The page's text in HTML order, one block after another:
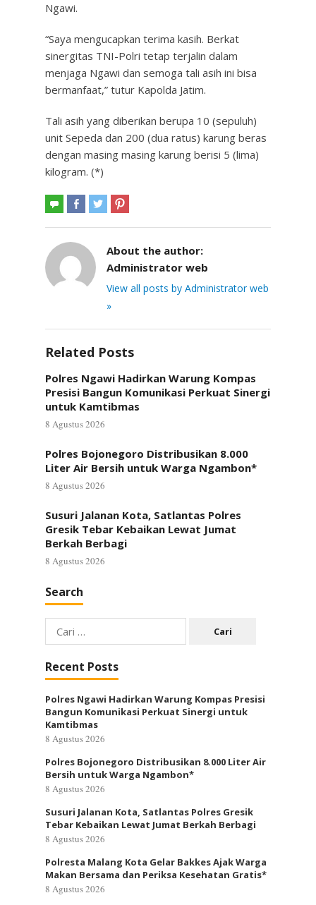
Ngawi.
“Saya mengucapkan terima kasih. Berkat
sinergitas TNI-Polri tetap terjalin dalam
menjaga Ngawi dan semoga tali asih ini bisa
bermanfaat,” tutur Kapolda Jatim.
Tali asih yang diberikan berupa 10 (sepuluh)
unit Sepeda dan 200 (dua ratus) karung beras
dengan masing masing karung berisi 5 (lima)
kilogram. (*)
About the author:
Administrator web
View all posts by Administrator web
»
Related Posts
Polres Ngawi Hadirkan Warung Kompas
Presisi Bangun Komunikasi Perkuat Sinergi
untuk Kamtibmas
8 Agustus 2026
Polres Bojonegoro Distribusikan 8.000
Liter Air Bersih untuk Warga Ngambon*
8 Agustus 2026
Susuri Jalanan Kota, Satlantas Polres
Gresik Tebar Kebaikan Lewat Jumat
Berkah Berbagi
8 Agustus 2026
Search
Cari
untuk:
Recent Posts
Polres Ngawi Hadirkan Warung Kompas Presisi
Bangun Komunikasi Perkuat Sinergi untuk
Kamtibmas
8 Agustus 2026
Polres Bojonegoro Distribusikan 8.000 Liter Air
Bersih untuk Warga Ngambon*
8 Agustus 2026
Susuri Jalanan Kota, Satlantas Polres Gresik
Tebar Kebaikan Lewat Jumat Berkah Berbagi
8 Agustus 2026
Polresta Malang Kota Gelar Bakkes Ajak Warga
Makan Bersama dan Periksa Kesehatan Gratis*
8 Agustus 2026